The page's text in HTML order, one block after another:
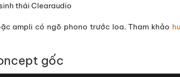
thái Clearaudio
ampli có ngõ phono trước loa. Tham khảo
gốc